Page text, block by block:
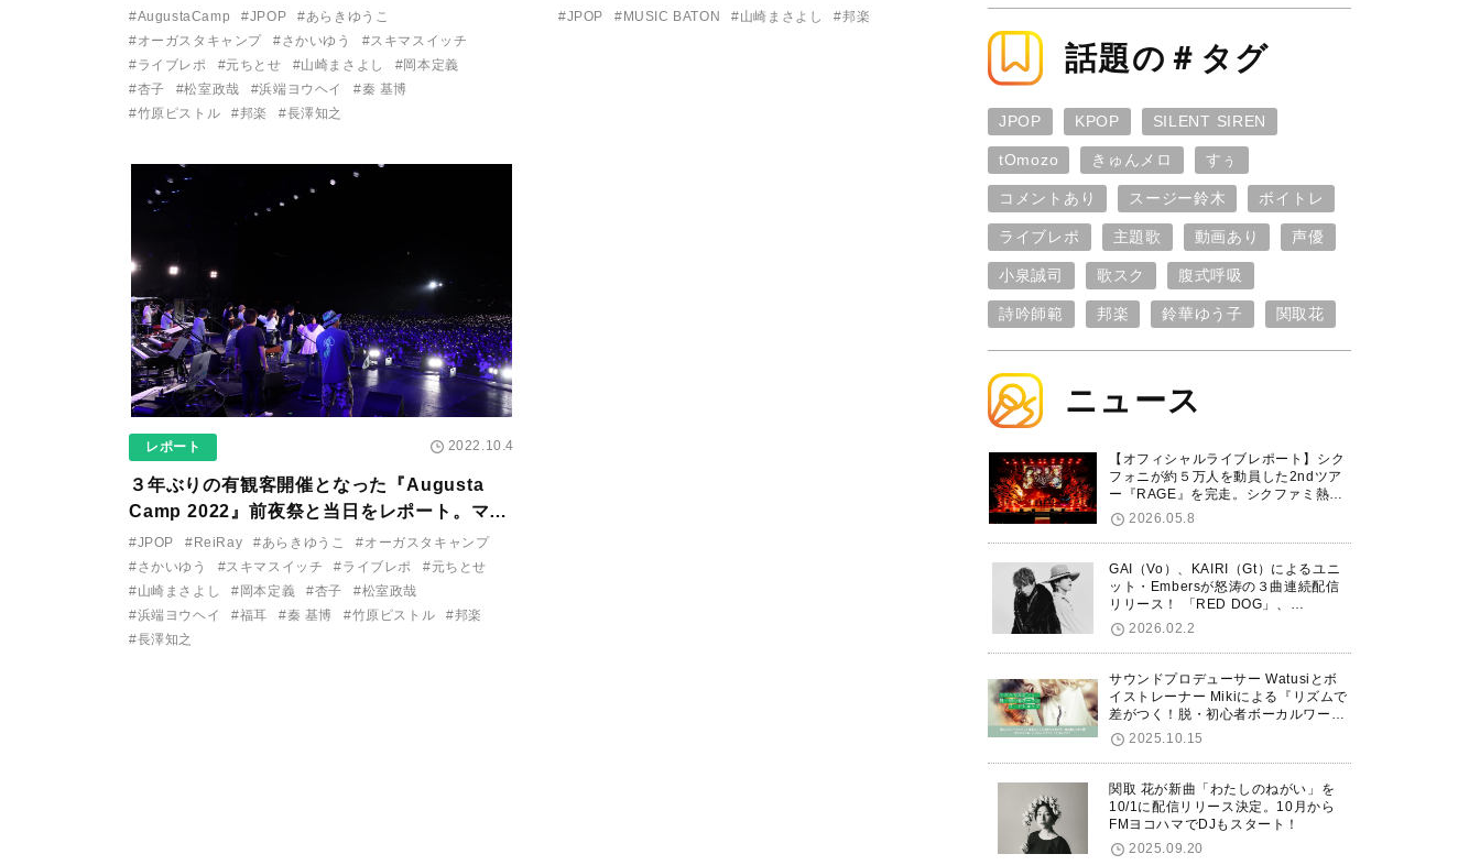
Anniversary〜』終了！ スキマスイッチとそ
の楽曲を通じて見えたオーガスタファミリー
の絆
#AugustaCamp #JPOP
#あらきゆうこ
#オーガスタキャンプ
#さかいゆう
#スキマスイッチ
#ライブレポ
#元ちとせ #山崎まさよし
#岡本定義
#杏子
#松室政哉 #浜端ヨウヘイ
#秦 基博
#竹原ピストル
#邦楽 #長澤知之
配信リリース！
#JPOP #MUSIC BATON #山崎まさよし #邦楽
レポート 2022.10.4
３年ぶりの有観客開催となった『Augusta
Camp 2022』前夜祭と当日をレポート。マイ
クやイヤモニにも注目！
#JPOP #ReiRay #あらきゆうこ
#オーガスタキャンプ
#さかいゆう
#スキマスイッチ #ライブレポ
#元ちとせ
#山崎まさよし
#岡本定義 #杏子
#松室政哉
#浜端ヨウヘイ
#福耳 #秦 基博 #竹原ピストル
#邦楽
#長澤知之
話題の＃タグ
JPOP KPOP SILENT SIREN
tOmozo きゅんメロ すぅ
コメントあり スージー鈴木 ボイトレ
ライブレポ 主題歌 動画あり 声優
小泉誠司 歌スク 腹式呼吸
詩吟師範 邦楽 鈴華ゆう子 関取花
ニュース
【オフィシャルライブレポート】シク
フォニが約５万人を動員した2ndツア
ー『RAGE』を完走。シクファミ熱狂
のKアリーナ横浜ファイナル公演の模
様をお届け！
2026.05.8
GAI（Vo）、KAIRI（Gt）によるユニ
ット・Embersが怒涛の３曲連続配信
リリース！ 「RED DOG」、
「Untitled Hero」に続き、5thシング
ル「De-Marionette」のリリースを発
表！
2026.02.2
サウンドプロデューサー Watusiとボ
イストレーナー Mikiによる『リズムで
差がつく！脱・初心者ボーカルワーク
ショップ』が12/7に渋谷で開催！
2025.10.15
関取 花が新曲「わたしのねがい」を
10/1に配信リリース決定。10月から
FMヨコハマでDJもスタート！
2025.09.20